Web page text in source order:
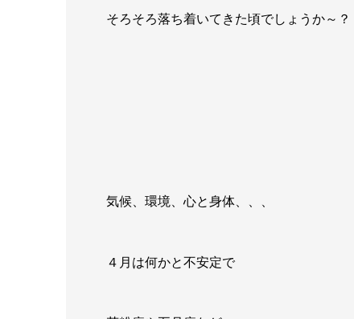
そろそろ落ち着いてきた頃でしょうか～？
気候、環境、心と身体、、、
４月は何かと不安定で